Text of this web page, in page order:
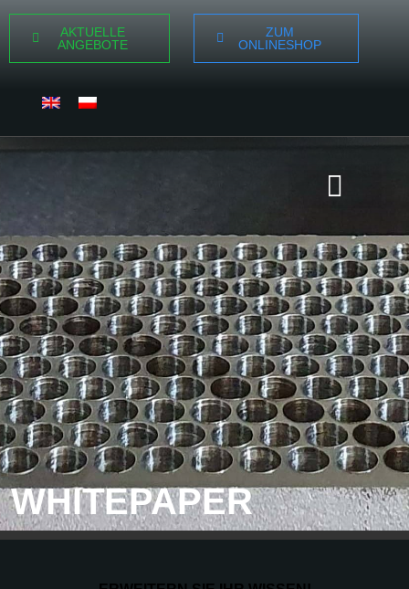
AKTUELLE
ANGEBOTE
ZUM
ONLINESHOP
WHITEPAPER